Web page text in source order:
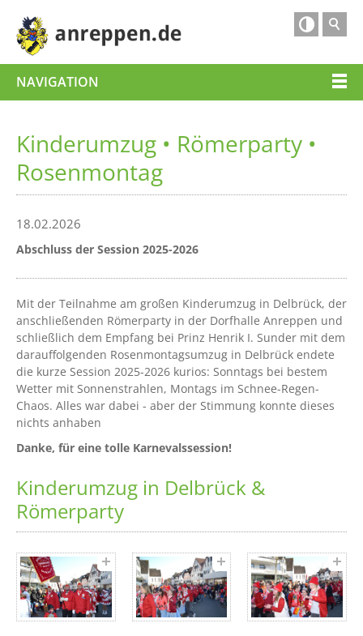

NAVIGATION
Kinderumzug • Römerparty •
Rosenmontag
18.02.2026
Abschluss der Session 2025-2026
Mit der Teilnahme am großen Kinderumzug in Delbrück, der
anschließenden Römerparty in der Dorfhalle Anreppen und
schließlich dem Empfang bei Prinz Henrik I. Sunder mit dem
darauffolgenden Rosenmontagsumzug in Delbrück endete
die kurze Session 2025-2026 kurios: Sonntags bei bestem
Wetter mit Sonnenstrahlen, Montags im Schnee-Regen-
Chaos. Alles war dabei - aber der Stimmung konnte dieses
nichts anhaben
Danke, für eine tolle Karnevalssession!
Kinderumzug in Delbrück &
Römerparty